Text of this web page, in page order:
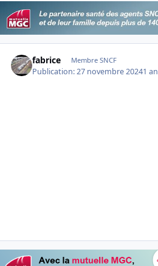
fabrice Membre SNCF
Publication:27 novembre 20241 an